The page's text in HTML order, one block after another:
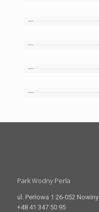
Park Wodny Perła
ul. Perłowa 1 26-052 Nowiny
+48 41 347 50 95